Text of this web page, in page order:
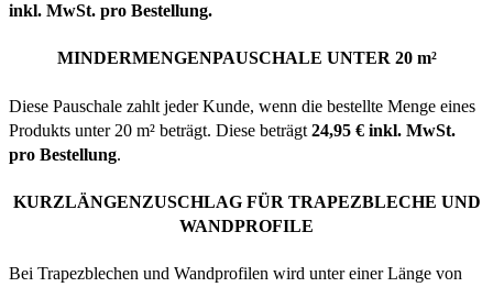
inkl. MwSt. pro Bestellung.
MINDERMENGENPAUSCHALE UNTER 20 m²
Diese Pauschale zahlt jeder Kunde, wenn die bestellte Menge eines
Produkts unter 20 m² beträgt. Diese beträgt 24,95 € inkl. MwSt.
pro Bestellung.
KURZLÄNGENZUSCHLAG FÜR TRAPEZBLECHE UND
WANDPROFILE
Bei Trapezblechen und Wandprofilen wird unter einer Länge von